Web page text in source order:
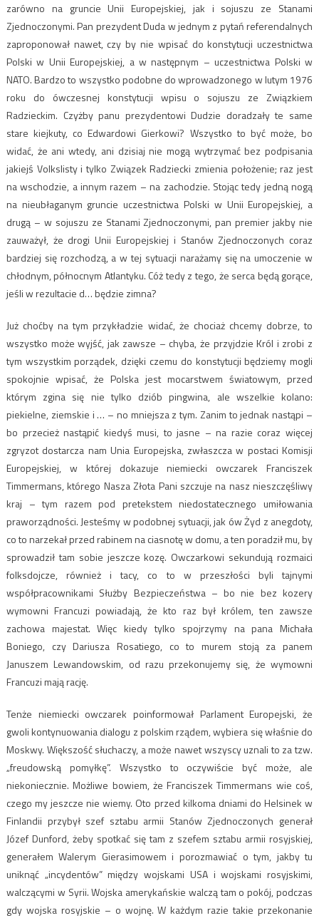
zarówno na gruncie Unii Europejskiej, jak i sojuszu ze Stanami
Zjednoczonymi. Pan prezydent Duda w jednym z pytań referendalnych
zaproponował nawet, czy by nie wpisać do konstytucji uczestnictwa
Polski w Unii Europejskiej, a w następnym – uczestnictwa Polski w
NATO. Bardzo to wszystko podobne do wprowadzonego w lutym 1976
roku do ówczesnej konstytucji wpisu o sojuszu ze Związkiem
Radzieckim. Czyżby panu prezydentowi Dudzie doradzały te same
stare kiejkuty, co Edwardowi Gierkowi? Wszystko to być może, bo
widać, że ani wtedy, ani dzisiaj nie mogą wytrzymać bez podpisania
jakiejś Volkslisty i tylko Związek Radziecki zmienia położenie; raz jest
na wschodzie, a innym razem – na zachodzie. Stojąc tedy jedną nogą
na nieubłaganym gruncie uczestnictwa Polski w Unii Europejskiej, a
drugą – w sojuszu ze Stanami Zjednoczonymi, pan premier jakby nie
zauważył, że drogi Unii Europejskiej i Stanów Zjednoczonych coraz
bardziej się rozchodzą, a w tej sytuacji narażamy się na umoczenie w
chłodnym, północnym Atlantyku. Cóż tedy z tego, że serca będą gorące,
jeśli w rezultacie d… będzie zimna?
Już choćby na tym przykładzie widać, że chociaż chcemy dobrze, to
wszystko może wyjść, jak zawsze – chyba, że przyjdzie Król i zrobi z
tym wszystkim porządek, dzięki czemu do konstytucji będziemy mogli
spokojnie wpisać, że Polska jest mocarstwem światowym, przed
którym zgina się nie tylko dziób pingwina, ale wszelkie kolano:
piekielne, ziemskie i … – no mniejsza z tym. Zanim to jednak nastąpi –
bo przecież nastąpić kiedyś musi, to jasne – na razie coraz więcej
zgryzot dostarcza nam Unia Europejska, zwłaszcza w postaci Komisji
Europejskiej, w której dokazuje niemiecki owczarek Franciszek
Timmermans, którego Nasza Złota Pani szczuje na nasz nieszczęśliwy
kraj – tym razem pod pretekstem niedostatecznego umiłowania
praworządności. Jesteśmy w podobnej sytuacji, jak ów Żyd z anegdoty,
co to narzekał przed rabinem na ciasnotę w domu, a ten poradził mu, by
sprowadził tam sobie jeszcze kozę. Owczarkowi sekundują rozmaici
folksdojcze, również i tacy, co to w przeszłości byli tajnymi
współpracownikami Służby Bezpieczeństwa – bo nie bez kozery
wymowni Francuzi powiadają, że kto raz był królem, ten zawsze
zachowa majestat. Więc kiedy tylko spojrzymy na pana Michała
Boniego, czy Dariusza Rosatiego, co to murem stoją za panem
Januszem Lewandowskim, od razu przekonujemy się, że wymowni
Francuzi mają rację.
Tenże niemiecki owczarek poinformował Parlament Europejski, że
gwoli kontynuowania dialogu z polskim rządem, wybiera się właśnie do
Moskwy. Większość słuchaczy, a może nawet wszyscy uznali to za tzw.
„freudowską pomyłkę”. Wszystko to oczywiście być może, ale
niekoniecznie. Możliwe bowiem, że Franciszek Timmermans wie coś,
czego my jeszcze nie wiemy. Oto przed kilkoma dniami do Helsinek w
Finlandii przybył szef sztabu armii Stanów Zjednoczonych generał
Józef Dunford, żeby spotkać się tam z szefem sztabu armii rosyjskiej,
generałem Walerym Gierasimowem i porozmawiać o tym, jakby tu
uniknąć „incydentów” między wojskami USA i wojskami rosyjskimi,
walczącymi w Syrii. Wojska amerykańskie walczą tam o pokój, podczas
gdy wojska rosyjskie – o wojnę. W każdym razie takie przekonanie